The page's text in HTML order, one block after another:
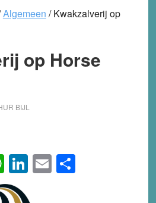
Algemeen /Kwakzalverij op
op Horse
BIJL
WhatsApp
LinkedIn
EmailShare